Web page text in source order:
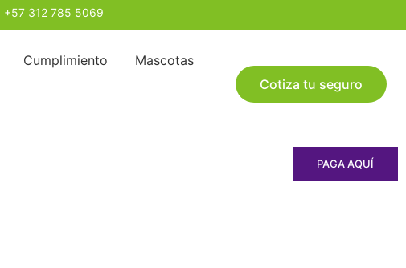
+57 312 785 5069
Cumplimiento Mascotas
Cotiza tu seguro
PAGA AQUÍ